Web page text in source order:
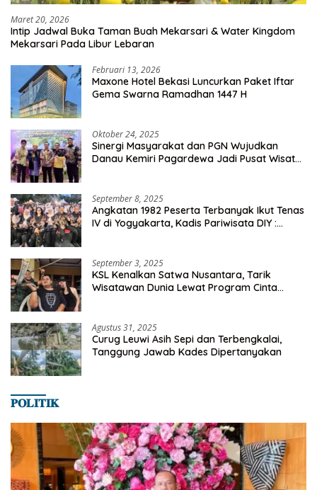
Maret 20, 2026
Intip Jadwal Buka Taman Buah Mekarsari & Water Kingdom
Mekarsari Pada Libur Lebaran
Februari 13, 2026
Maxone Hotel Bekasi Luncurkan Paket Iftar
Gema Swarna Ramadhan 1447 H
Oktober 24, 2025
Sinergi Masyarakat dan PGN Wujudkan
Danau Kemiri Pagardewa Jadi Pusat Wisata
September 8, 2025
Angkatan 1982 Peserta Terbanyak Ikut Tenas
IV di Yogyakarta, Kadis Pariwisata DIY :
September 3, 2025
KSL Kenalkan Satwa Nusantara, Tarik
Wisatawan Dunia Lewat Program Cinta
Agustus 31, 2025
Curug Leuwi Asih Sepi dan Terbengkalai,
Tanggung Jawab Kades Dipertanyakan
𝐏𝐎𝐋𝐈𝐓𝐈𝐊